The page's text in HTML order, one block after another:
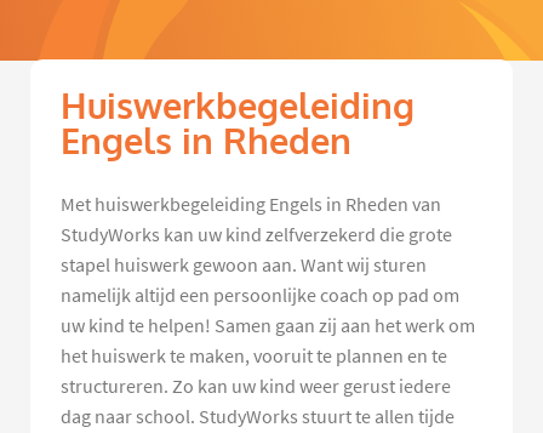
Huiswerkbegeleiding
Engels in Rheden
Met huiswerkbegeleiding Engels in Rheden van
StudyWorks kan uw kind zelfverzekerd die grote
stapel huiswerk gewoon aan. Want wij sturen
namelijk altijd een persoonlijke coach op pad om
uw kind te helpen! Samen gaan zij aan het werk om
het huiswerk te maken, vooruit te plannen en te
structureren. Zo kan uw kind weer gerust iedere
dag naar school. StudyWorks stuurt te allen tijde